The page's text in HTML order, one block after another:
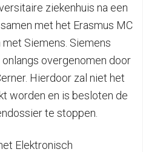
ziekenhuis na een
met het Erasmus MC
Siemens. Siemens
overgenomen door
Hierdoor zal niet het
worden en is besloten de
te stoppen.
Elektronisch